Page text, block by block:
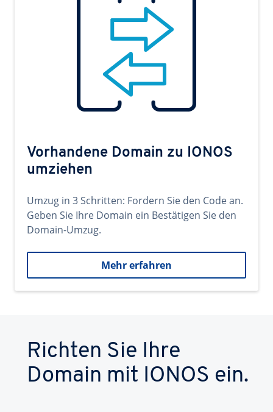
Vorhandene Domain zu IONOS
umziehen
Umzug in 3 Schritten: Fordern Sie den Code an.
Geben Sie Ihre Domain ein Bestätigen Sie den
Domain-Umzug.
Mehr erfahren
Richten Sie Ihre
Domain mit IONOS ein.